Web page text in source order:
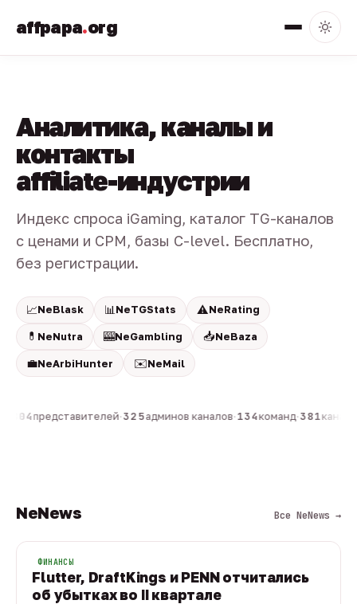
affpapa.org
Аналитика, каналы и
контакты
affiliate-индустрии
Индекс спроса iGaming, каталог TG-каналов
с ценами и CPM, базы C-level. Бесплатно,
без регистрации.
📈NeBlask 📊 NeTGStats ⚠️NeRating
💊 NeNutra 🎰NeGambling 📥NeBaza
💼NeArbiHunter ✉️NeMail
804представителей·325админов каналов·134команд·381
NeNews Все NeNews →
ФИНАНСЫ
Flutter, DraftKings и PENN отчитались
об убытках во II квартале